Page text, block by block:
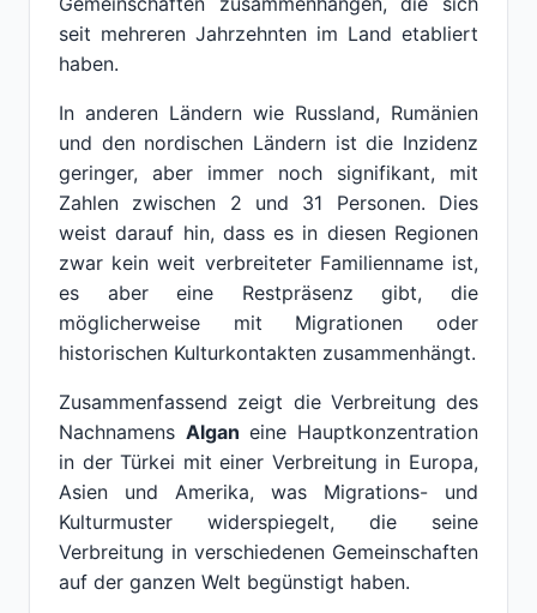
seit mehreren Jahrzehnten im Land etabliert
haben.
In anderen Ländern wie Russland, Rumänien
und den nordischen Ländern ist die Inzidenz
geringer, aber immer noch signifikant, mit
Zahlen zwischen 2 und 31 Personen. Dies
weist darauf hin, dass es in diesen Regionen
zwar kein weit verbreiteter Familienname ist,
es aber eine Restpräsenz gibt, die
möglicherweise mit Migrationen oder
historischen Kulturkontakten zusammenhängt.
Zusammenfassend zeigt die Verbreitung des
Nachnamens Algan eine Hauptkonzentration
in der Türkei mit einer Verbreitung in Europa,
Asien und Amerika, was Migrations- und
Kulturmuster widerspiegelt, die seine
Verbreitung in verschiedenen Gemeinschaften
auf der ganzen Welt begünstigt haben.